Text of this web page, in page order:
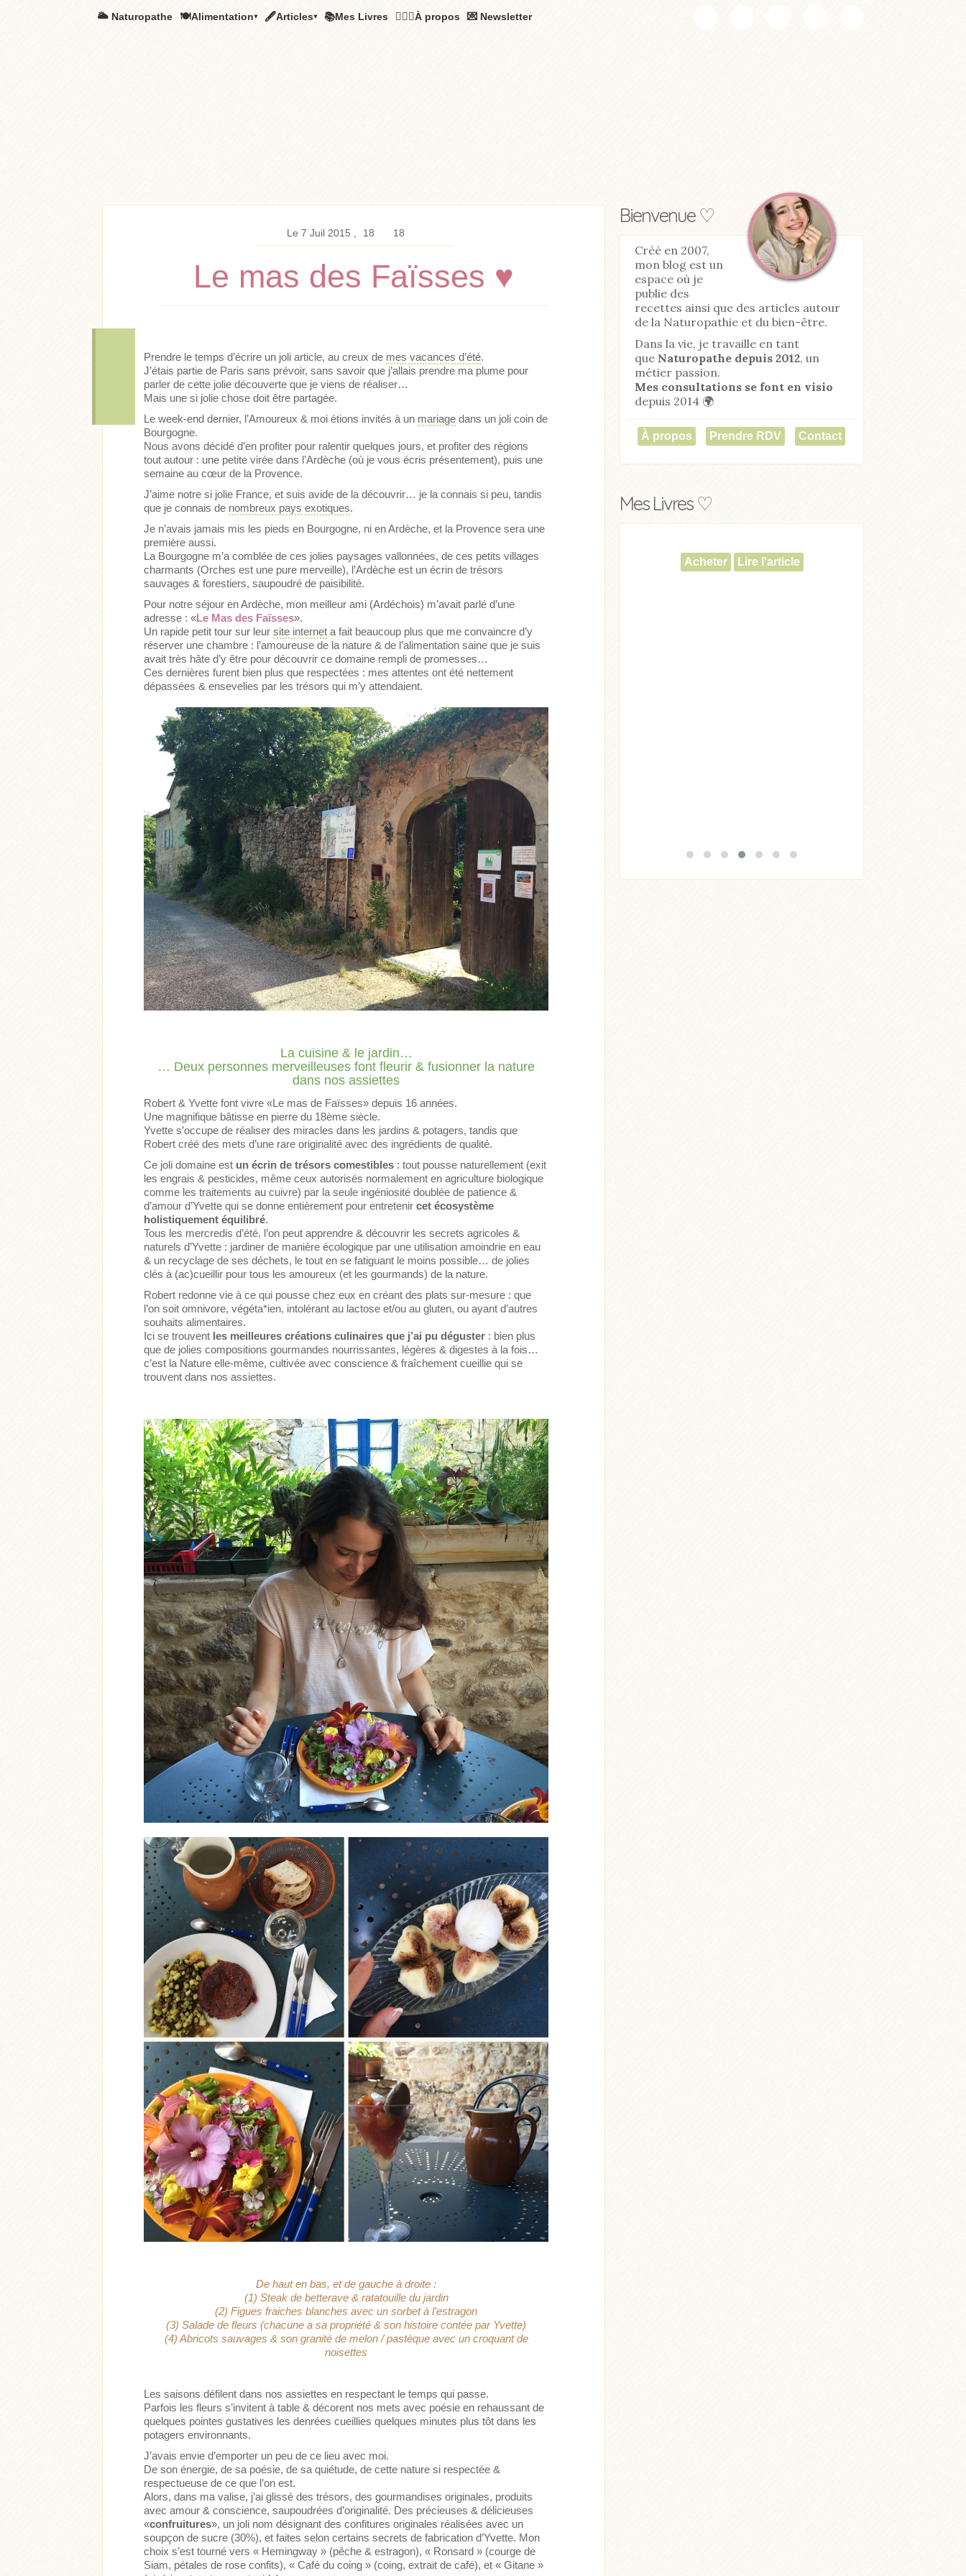
🌥️ Naturopathe 🍽Alimentation▾ 🖋Articles▾ 📚Mes Livres 🧚🏻‍♂️À propos 💌 Newsletter
Le 7 Juil 2015 18 18
Le mas des Faïsses ♥
Prendre le temps d’écrire un joli article, au creux de mes vacances d’été.
J’étais partie de Paris sans prévoir, sans savoir que j’allais prendre ma plume pour
parler de cette jolie découverte que je viens de réaliser…
Mais une si jolie chose doit être partagée.
Le week-end dernier, l’Amoureux & moi étions invités à un mariage dans un joli coin de
Bourgogne.
Nous avons décidé d’en profiter pour ralentir quelques jours, et profiter des régions
tout autour : une petite virée dans l’Ardèche (où je vous écris présentement), puis une
semaine au cœur de la Provence.
J’aime notre si jolie France, et suis avide de la découvrir… je la connais si peu, tandis
que je connais de nombreux pays exotiques.
Je n’avais jamais mis les pieds en Bourgogne, ni en Ardèche, et la Provence sera une
première aussi.
La Bourgogne m’a comblée de ces jolies paysages vallonnées, de ces petits villages
charmants (Orches est une pure merveille), l’Ardèche est un écrin de trésors
sauvages & forestiers, saupoudré de paisibilité.
Pour notre séjour en Ardèche, mon meilleur ami (Ardéchois) m’avait parlé d’une
adresse : «Le Mas des Faïsses».
Un rapide petit tour sur leursite internet a fait beaucoup plus que me convaincre d’y
réserver une chambre : l’amoureuse de la nature & de l’alimentation saine que je suis
avait très hâte d’y être pour découvrir ce domaine rempli de promesses…
Ces dernières furent bien plus que respectées : mes attentes ont été nettement
dépassées & ensevelies par les trésors qui m’y attendaient.
La cuisine & le jardin…
… Deux personnes merveilleuses font fleurir & fusionner la nature
dans nos assiettes
Robert & Yvette font vivre «Le mas de Faïsses» depuis 16 années.
Une magnifique bâtisse en pierre du 18ème siècle.
Yvette s’occupe de réaliser des miracles dans les jardins & potagers, tandis que
Robert créé des mets d’une rare originalité avec des ingrédients de qualité.
Ce joli domaine est un écrin de trésors comestibles : tout pousse naturellement (exit
les engrais & pesticides, même ceux autorisés normalement en agriculture biologique
comme les traitements au cuivre) par la seule ingéniosité doublée de patience &
d’amour d’Yvette qui se donne entièrement pour entretenircet écosystème
holistiquement équilibré.
Tous les mercredis d’été, l’on peut apprendre & découvrir les secrets agricoles &
naturels d’Yvette : jardiner de manière écologique par une utilisation amoindrie en eau
& un recyclage de ses déchets, le tout en se fatiguant le moins possible… de jolies
clés à (ac)cueillir pour tous les amoureux (et les gourmands) de la nature.
Robert redonne vie à ce qui pousse chez eux en créant des plats sur-mesure : que
l’on soit omnivore, végéta*ien, intolérant au lactose et/ou au gluten, ou ayant d’autres
souhaits alimentaires.
Ici se trouvent les meilleures créations culinaires que j’ai pu déguster : bien plus
que de jolies compositions gourmandes nourrissantes, légères & digestes à la fois…
c’est la Nature elle-même, cultivée avec conscience & fraîchement cueillie qui se
trouvent dans nos assiettes.
De haut en bas, et de gauche à droite :
(1) Steak de betterave & ratatouille du jardin
(2) Figues fraiches blanches avec un sorbet à l’estragon
(3) Salade de fleurs (chacune a sa propriété & son histoire contée par Yvette)
(4) Abricots sauvages & son granité de melon / pastèque avec un croquant de
noisettes
Les saisons défilent dans nos assiettes en respectant le temps qui passe.
Parfois les fleurs s’invitent à table & décorent nos mets avec poésie en rehaussant de
quelques pointes gustatives les denrées cueillies quelques minutes plus tôt dans les
potagers environnants.
J’avais envie d’emporter un peu de ce lieu avec moi.
De son énergie, de sa poésie, de sa quiétude, de cette nature si respectée &
respectueuse de ce que l’on est.
Alors, dans ma valise, j’ai glissé des trésors, des gourmandises originales, produits
avec amour & conscience, saupoudrées d’originalité. Des précieuses & délicieuses
«confruitures», un joli nom désignant des confitures originales réalisées avec un
soupçon de sucre (30%), et faites selon certains secrets de fabrication d’Yvette. Mon
choix s’est tourné vers « Hemingway » (pêche & estragon), « Ronsard » (courge de
Siam, pétales de rose confits), « Café du coing » (coing, extrait de café), et « Gitane »
Bienvenue ♡
Créé en 2007,
mon blog est un
espace où je
publie des
recettes ainsi que des articles autour
de la Naturopathie et du bien-être.
Dans la vie, je travaille en tant
que Naturopathe depuis 2012, un
métier passion.
Mes consultations se font en visio
depuis 2014 🌍
À propos Prendre RDV Contact
Mes Livres ♡
Acheter Lire l'article Acheter Lire l'article